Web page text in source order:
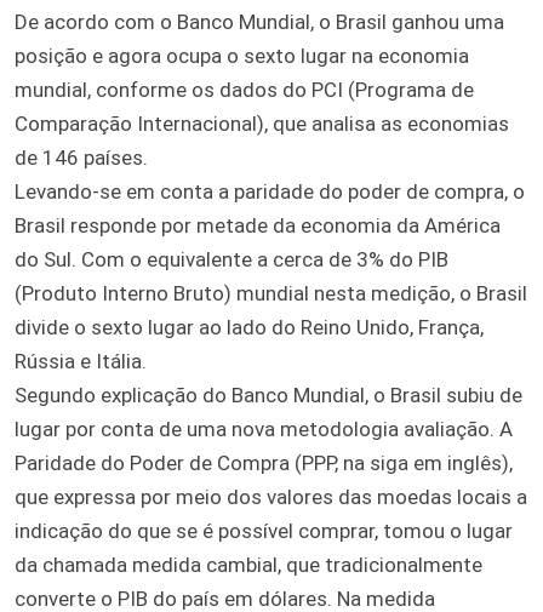
De acordo com o Banco Mundial, o Brasil ganhou uma
posição e agora ocupa o sexto lugar na economia
mundial, conforme os dados do PCI (Programa de
Comparação Internacional), que analisa as economias
de 146 países.
Levando-se em conta a paridade do poder de compra, o
Brasil responde por metade da economia da América
do Sul. Com o equivalente a cerca de 3% do PIB
(Produto Interno Bruto) mundial nesta medição, o Brasil
divide o sexto lugar ao lado do Reino Unido, França,
Rússia e Itália.
Segundo explicação do Banco Mundial, o Brasil subiu de
lugar por conta de uma nova metodologia avaliação. A
Paridade do Poder de Compra (PPP, na siga em inglês),
que expressa por meio dos valores das moedas locais a
indicação do que se é possível comprar, tomou o lugar
da chamada medida cambial, que tradicionalmente
converte o PIB do país em dólares. Na medida